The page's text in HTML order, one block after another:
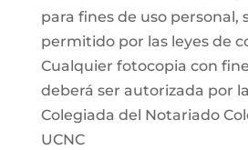
para fines de uso personal,
permitido por las leyes de
Cualquier fotocopia con
deberá ser autorizada por
Colegiada del Notariado
UCNC